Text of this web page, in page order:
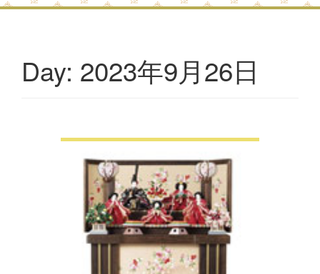
Day: 2023年9月26日